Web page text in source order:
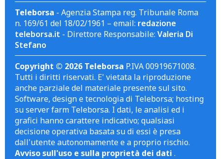
Teleborsa - Agenzia Stampa reg. Tribunale Roma
n. 169/61 del 18/02/1961 – email: redazione
teleborsa.it - Direttore Responsabile: Valeria Di
Stefano
Copyright © 2026 Teleborsa P.IVA 00919671008.
Tutti i diritti riservati. E' vietata la riproduzione
anche parziale del materiale presente sul sito.
Software, design e tecnologia di Teleborsa; hosting
su server farm Teleborsa. I dati, le analisi ed i
grafici hanno carattere indicativo; qualsiasi
decisione operativa basata su di essi è presa
dall'utente autonomamente e a proprio rischio.
Avviso sull'uso e sulla proprietà dei dati .